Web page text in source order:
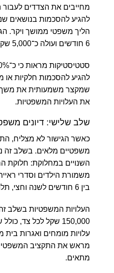
מחייבים את הצדדים לעבור
להגיע להסכמות בנושאים
הליך משפטי ממושך ויקר.
6 חודשים
ועולה כ־5,000 שקל
להגיע להסכמות חלקיות
שמקצר משמעותית את משך
את העלויות המשפטיות.
שלב שלישי: דיונים
כאשר הגישור לא מצליח,
משפטיים מלאים. בשלב זה
השנויים במחלוקת: חלוקת
משמורת הילדים וסדרי
בין 6 חודשים לשנה וחצי ,
העלויות המשפטיות בשלב זה
150,000 שקל
לכל צד, כולל
עלויות מומחים ואגרות
מראש את התקציב המשפטי
מתאים.